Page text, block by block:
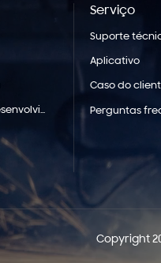
Caminho de desenvolvimento
Serviço
Suporte
Aplicativo
Caso do
Perguntas
Copyright